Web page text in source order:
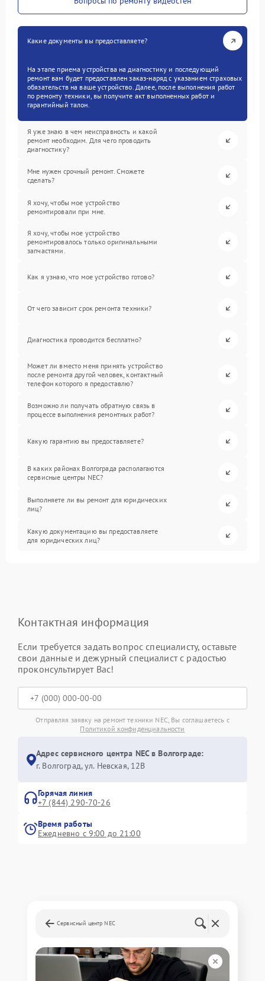
Какие документы вы предоставляете?
На этапе приема устройства на диагностику и последующий
ремонт вам будет предоставлен заказ-наряд с указанием страховых
обязательств на ваше устройство. Далее, после выполнения работ
по ремонту техники, вы получите акт выполненных работ и
гарантийный талон.
Я уже знаю в чем неисправность и какой
ремонт необходим. Для чего проводить
диагностику?
Мне нужен срочный ремонт. Сможете
сделать?
Я хочу, чтобы мое устройство
ремонтировали при мне.
Я хочу, чтобы мое устройство
ремонтировалось только оригинальными
запчастями.
Как я узнаю, что мое устройство готово?
От чего зависит срок ремонта техники?
Диагностика проводится бесплатно?
Может ли вместо меня принять устройство
после ремонта другой человек, контактный
телефон которого я предоставлю?
Возможно ли получать обратную связь в
процессе выполнения ремонтных работ?
Какую гарантию вы предоставляете?
В каких районах Волгограда располагаются
сервисные центры NEC?
Выполняете ли вы ремонт для юридических
лиц?
Какую документацию вы предоставляете
для юридических лиц?
Контактная информация
Если требуется задать вопрос специалисту, оставьте
свои данные и дежурный специалист с радостью
проконсультирует Вас!
Отправляя заявку на ремонт техники NEC, Вы соглашаетесь с
Политикой конфиденциальности
Адрес сервисного центра NEC в Волгограде:
г. Волгоград, ул. Невская, 12В
Горячая линия
+7 (844) 290-70-26
Время работы
Ежедневно с 9:00 до 21:00
Сервисный центр NEC